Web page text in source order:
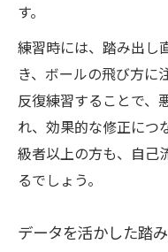
シュミレー
た練習法
シュミレーショ
る
動作分析機
シュミレーシ
踏み出し改善
す。
練習時には、踏み出し
き、ボールの飛び方に
反復練習することで、
れ、効果的な修正につ
級者以上の方も、自己
るでしょう。
データを活かした踏